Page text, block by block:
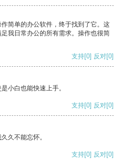
简单的办公软件，终于找到了它。这
我日常办公的所有需求。操作也很简
支持[0] 反对[0]
小白也能快速上手。
支持[0] 反对[0]
久不能忘怀。
支持[0] 反对[0]